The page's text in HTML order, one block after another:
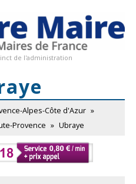
de l'administration
Alpes-Côte d'Azur »
Provence » Ubraye